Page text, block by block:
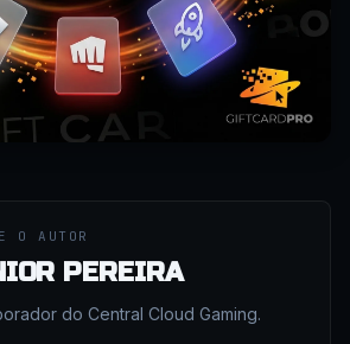
O AUTOR
PEREIRA
do Central Cloud Gaming.